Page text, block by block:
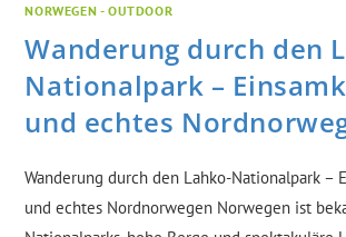
NORWEGEN - OUTDOOR
Wanderung durch den
Nationalpark –
und echtes
Wanderung durch den Lahko-Nationalpark –
und echtes Nordnorwegen Norwegen ist